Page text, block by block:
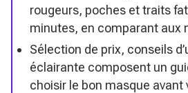
rougeurs, poches et traits
minutes, en comparant aux
Sélection de prix, conseils
éclairante composent un
choisir le bon masque avant